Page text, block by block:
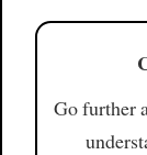
Go further